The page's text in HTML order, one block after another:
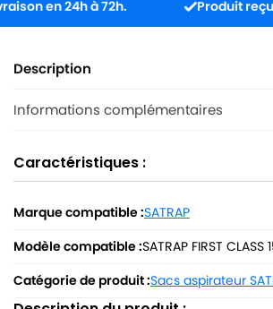
en 24h à 72h. Produit reçu
Description
Informations complémentaires
Caractéristiques :
Marque compatible :SATRAP
Modèle compatible :SATRAP FIRST CLASS
Catégorie de produit :Sacs aspirateur